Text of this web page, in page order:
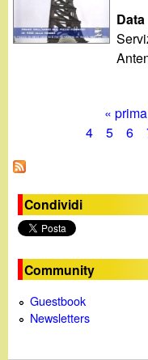
a
g
i
n
e
« prima
4
5 6
Condividi
Community
Guestbook
Newsletters